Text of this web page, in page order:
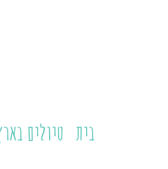
בית טיולים